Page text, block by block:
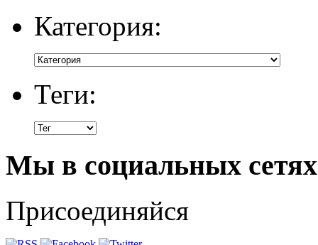
Категория:
Теги:
Мы в социальных сетях
Присоединяйся